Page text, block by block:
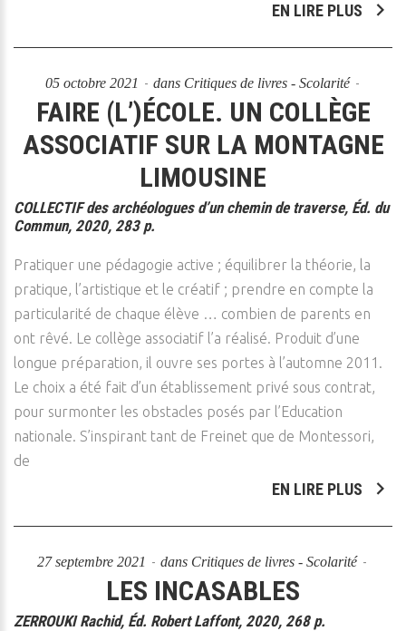
EN LIRE PLUS
05 octobre 2021 dans Critiques de livres - Scolarité
FAIRE (L’)ÉCOLE. UN COLLÈGE
ASSOCIATIF SUR LA MONTAGNE
LIMOUSINE
COLLECTIF des archéologues d’un chemin de traverse, Éd. du
Commun, 2020, 283 p.
Pratiquer une pédagogie active ; équilibrer la théorie, la
pratique, l’artistique et le créatif ; prendre en compte la
particularité de chaque élève … combien de parents en
ont rêvé. Le collège associatif l’a réalisé. Produit d’une
longue préparation, il ouvre ses portes à l’automne 2011.
Le choix a été fait d’un établissement privé sous contrat,
pour surmonter les obstacles posés par l’Education
nationale. S’inspirant tant de Freinet que de Montessori,
de
EN LIRE PLUS
27 septembre 2021 dans Critiques de livres - Scolarité
LES INCASABLES
ZERROUKI Rachid, Éd. Robert Laffont, 2020, 268 p.